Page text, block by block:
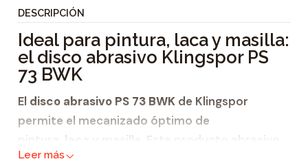
i
d
a
d
DESCRIPCIÓN
Ideal para pintura, laca y masilla:
el disco abrasivo Klingspor PS
73 BWK
El disco abrasivo PS 73 BWKde Klingspor
permite el mecanizado óptimo de
laca
y masilla. Este producto abrasivo
se distingue por
Leer más